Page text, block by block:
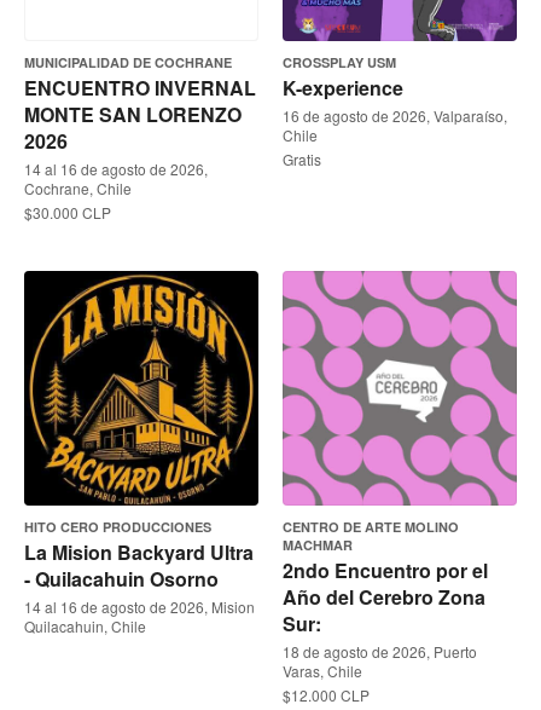
MUNICIPALIDAD DE COCHRANE
ENCUENTRO INVERNAL
MONTE SAN LORENZO
2026
14 al 16 de agosto de 2026,
Cochrane, Chile
$30.000 CLP
CROSSPLAY USM
K-experience
16 de agosto de 2026, Valparaíso,
Chile
Gratis
HITO CERO PRODUCCIONES
La Mision Backyard Ultra
- Quilacahuin Osorno
14 al 16 de agosto de 2026, Mision
Quilacahuin, Chile
CENTRO DE ARTE MOLINO
MACHMAR
2ndo Encuentro por el
Año del Cerebro Zona
Sur:
18 de agosto de 2026, Puerto
Varas, Chile
$12.000 CLP